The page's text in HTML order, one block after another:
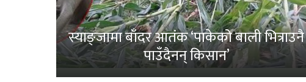
स्याङ्जामा बाँदर आतंक ‘पाकेको बाली भित्राउनै
पाउँदैनन् किसान’